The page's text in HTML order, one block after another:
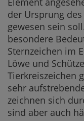
der Ursprung
gewesen sein
besondere
Sternzeichen im
Löwe und
Tierkreiszeichen
sehr
zeichnen sich
sind aber auch